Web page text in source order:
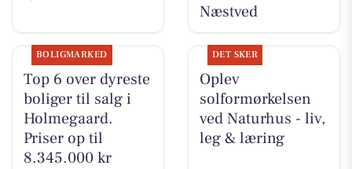
Næstved
BOLIGMARKED
Top 6 over dyreste
boliger til salg i
Holmegaard.
Priser op til
8.345.000 kr
DET SKER
Oplev
solformørkelsen
ved Naturhus - liv,
leg & læring